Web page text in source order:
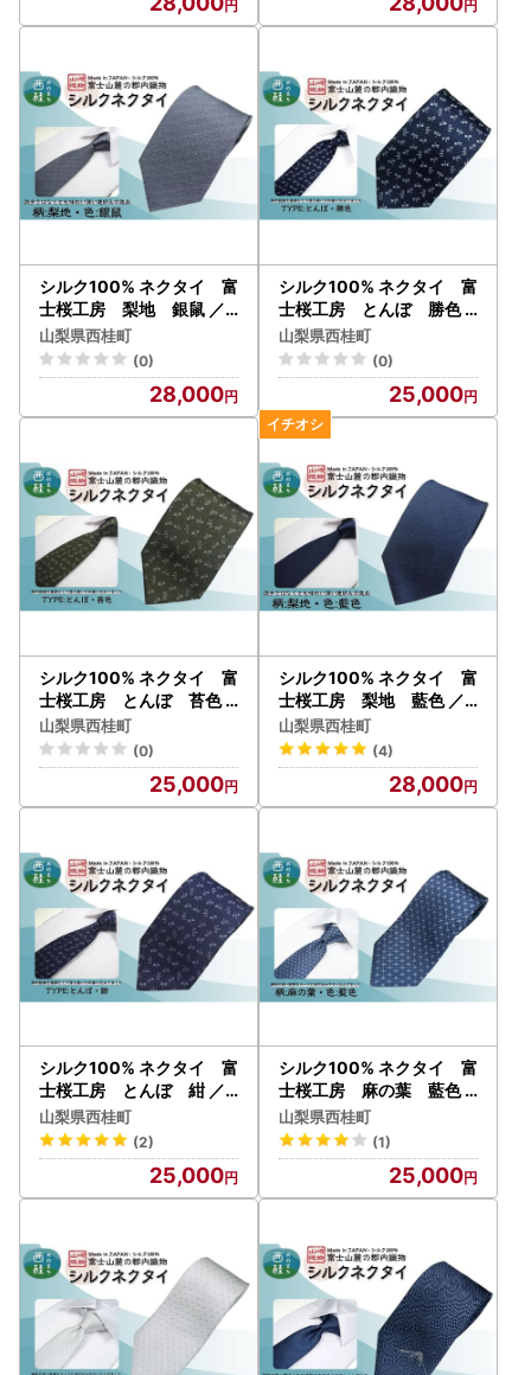
ネス 冠婚葬祭 国産 日本製
【n0334_yam_A】
ス 冠婚葬祭 国産 日本製【
n0336_yam_A】
シルク100% ネクタイ 富
士桜工房 梨地 銀鼠 ／
シルバーグレー 銀灰色／
郡内織ブランド シルク ネ
クタイ プレゼント 贈り物
ビジネス 冠婚葬祭 国産 日
本製【n0337_yam_A】
山梨県西桂町
(0)
28,000
シルク100% ネクタイ 富
士桜工房 とんぼ 勝色
／ダークネイビー 濃紺／
郡内織ブランド シルク ネ
クタイ プレゼント 贈り物
ビジネス 冠婚葬祭 国産 日
本製【n0466_yam_B】
山梨県西桂町
(0)
25,000
シルク100% ネクタイ 富
士桜工房 とんぼ 苔色
／グリーン カーキ 緑／ 郡
内織ブランド シルク ネク
タイ プレゼント 贈り物 ビ
ジネス 冠婚葬祭 国産 日本
製【n0469_yam_B】
山梨県西桂町
(0)
25,000
シルク100% ネクタイ 富
士桜工房 梨地 藍色 ／
ネイビーブルー 紺 藍色／
郡内織ブランド シルク ネ
クタイ プレゼント 贈り物
ビジネス 冠婚葬祭 国産 日
本製【n0330_yam_A】
山梨県西桂町
(4)
28,000
シルク100% ネクタイ 富
士桜工房 とんぼ 紺 ／
ネイビー 紺／ 郡内織ブラ
ンド シルク ネクタイ プレ
ゼント 贈り物 ビジネス 冠
婚葬祭 国産 日本製【n02
68_yam_A】
山梨県西桂町
(2)
25,000
シルク100% ネクタイ 富
士桜工房 麻の葉 藍色
／ネイビーブルー 紺 藍色
／ 郡内織ブランド シルク
ネクタイ プレゼント 贈り
物 ビジネス 冠婚葬祭 国産
日本製【n0270_yam_A】
山梨県西桂町
(1)
25,000